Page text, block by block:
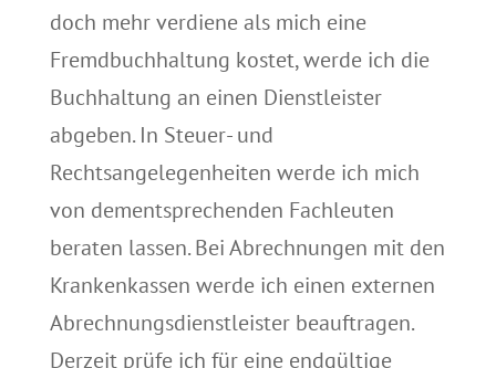
doch mehr verdiene als mich eine
Fremdbuchhaltung kostet, werde ich die
Buchhaltung an einen Dienstleister
abgeben. In Steuer- und
Rechtsangelegenheiten werde ich mich
von dementsprechenden Fachleuten
beraten lassen. Bei Abrechnungen mit den
Krankenkassen werde ich einen externen
Abrechnungsdienstleister beauftragen.
Derzeit prüfe ich für eine endgültige